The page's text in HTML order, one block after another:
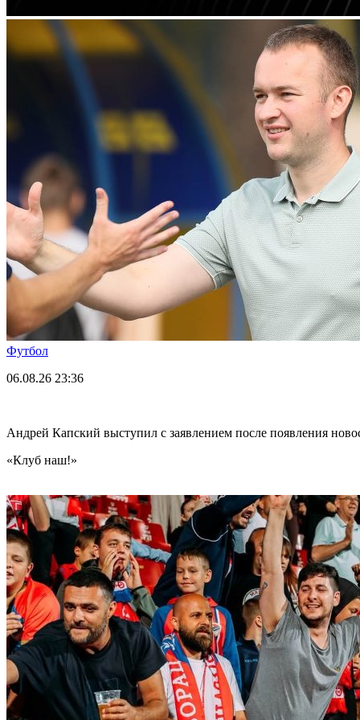
Футбол
06.08.26 23:36
Андрей Капский выступил с заявлением после появления
«Клуб наш!»